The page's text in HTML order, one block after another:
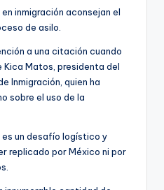
inmigración aconsejan el
de asilo.
a una citación cuando
Matos, presidenta del
Inmigración, quien ha
sobre el uso de la
es un desafío logístico y
replicado por México ni por